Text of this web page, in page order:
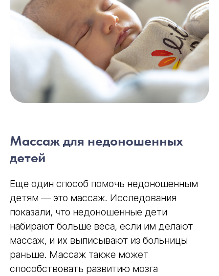
Массаж для недоношенных
детей
Еще один способ помочь недоношенным
детям — это массаж. Исследования
показали, что недоношенные дети
набирают больше веса, если им делают
массаж, и их выписывают из больницы
раньше. Массаж также может
способствовать развитию мозга